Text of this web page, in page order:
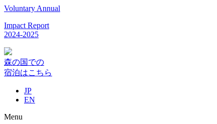
Voluntary Annual
Impact Report
2024-2025
森の国での
宿泊はこちら
JP
EN
Menu